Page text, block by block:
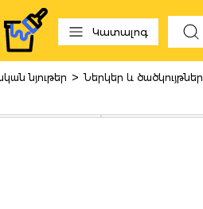
navigation
Կատալոգ
նյութեր > Ներկեր և ծածկույթներ